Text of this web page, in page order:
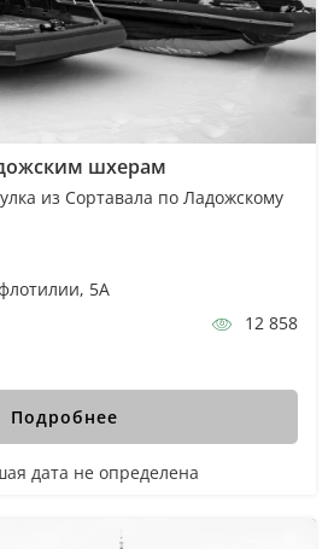
шхерам
из Сортавала по Ладожскому
5А
12 858
Подробнее
дата не определена